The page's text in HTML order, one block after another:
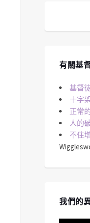
有關基
基督
十字
正常
人的
不住
我們的